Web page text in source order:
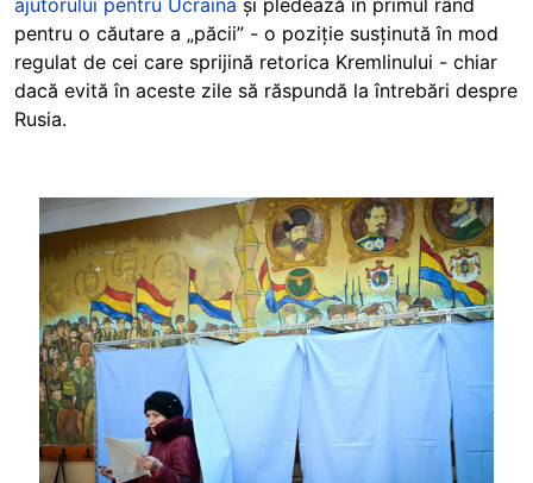
pentru o căutare a „păcii” - o poziție susținută în mod
regulat de cei care sprijină retorica Kremlinului - chiar
dacă evită în aceste zile să răspundă la întrebări despre
Rusia.
Image